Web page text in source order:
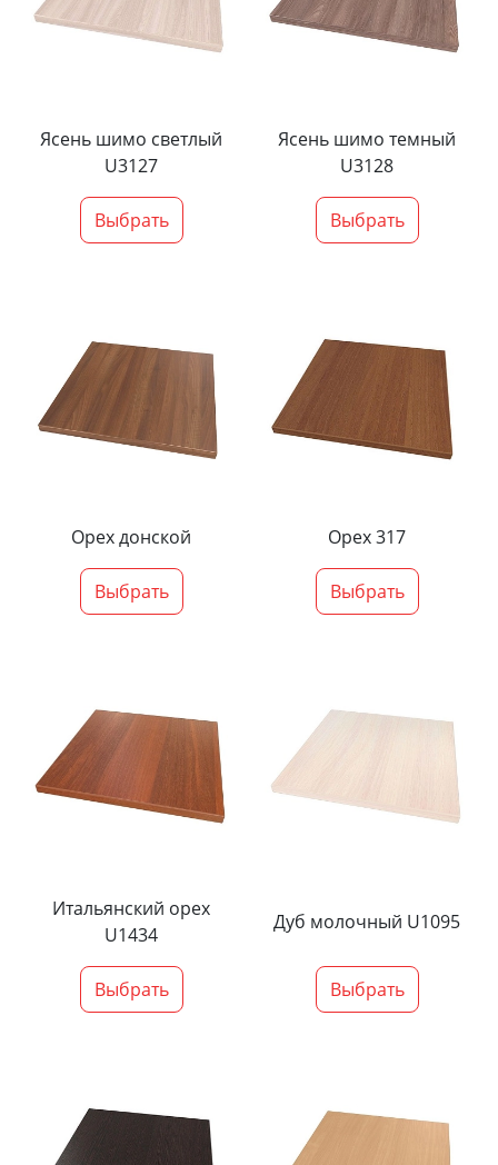
Ясень шимо светлый
U3127
Выбрать
Ясень шимо темный
U3128
Выбрать
Орех донской
Выбрать
Орех 317
Выбрать
Итальянский орех
U1434
Выбрать
Дуб молочный U1095
Выбрать